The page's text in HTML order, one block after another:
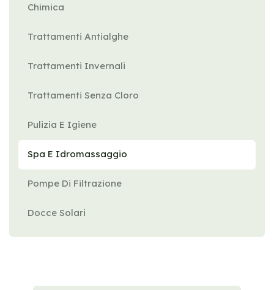
Chimica
Trattamenti Antialghe
Trattamenti Invernali
Trattamenti Senza Cloro
Pulizia E Igiene
Spa E Idromassaggio
Pompe Di Filtrazione
Docce Solari